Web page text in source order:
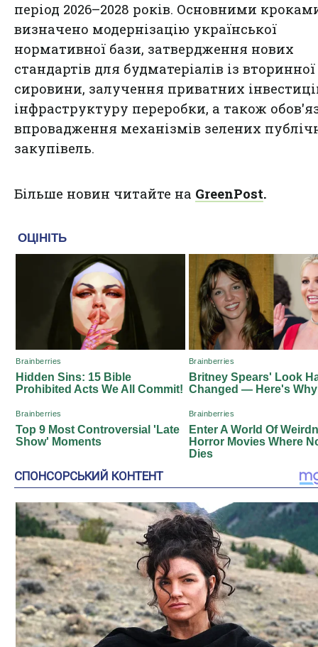
період 2026–2028 років. Основними
визначено модернізацію української
нормативної бази, затвердження нових
стандартів для будматеріалів із вторинної
сировини, залучення приватних
інфраструктуру переробки, а також
впровадження механізмів зелених
закупівель.
Більше новин читайте на GreenPost.